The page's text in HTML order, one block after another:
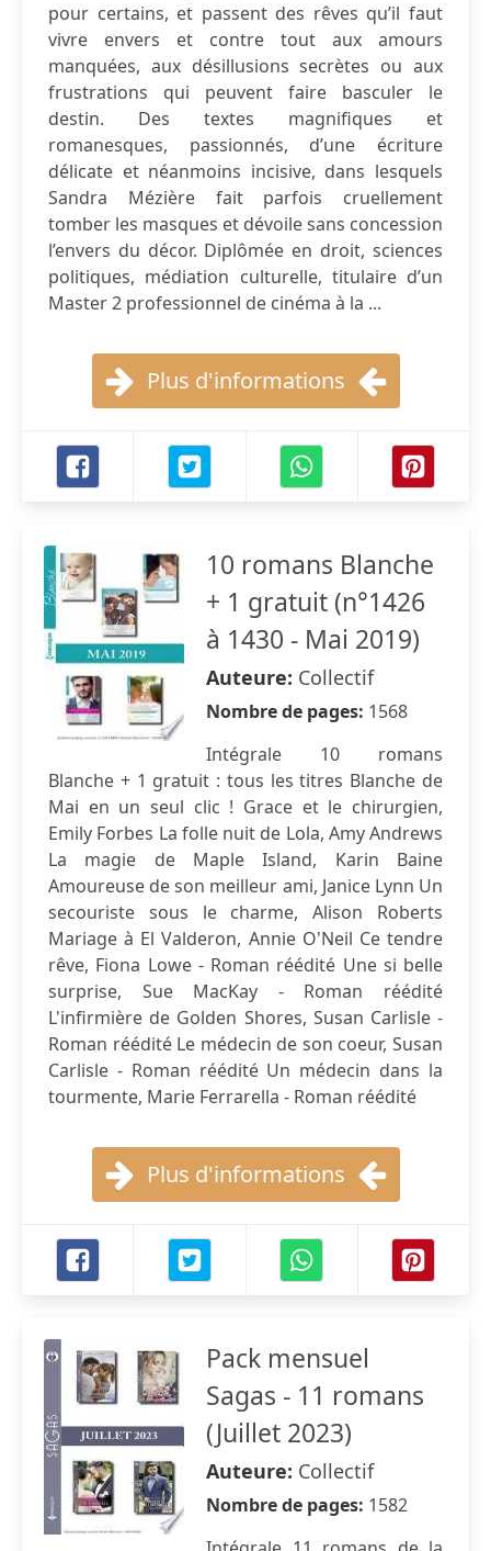
pour certains, et passent des rêves qu’il faut
vivre envers et contre tout aux amours
manquées, aux désillusions secrètes ou aux
frustrations qui peuvent faire basculer le
destin. Des textes magnifiques et
romanesques, passionnés, d’une écriture
délicate et néanmoins incisive, dans lesquels
Sandra Mézière fait parfois cruellement
tomber les masques et dévoile sans concession
l’envers du décor. Diplômée en droit, sciences
politiques, médiation culturelle, titulaire d’un
Master 2 professionnel de cinéma à la ...
Plus d'informations
10 romans Blanche
+ 1 gratuit (n°1426
à 1430 - Mai 2019)
Auteure: Collectif
Nombre de pages: 1568
Intégrale 10 romans
Blanche + 1 gratuit : tous les titres Blanche de
Mai en un seul clic ! Grace et le chirurgien,
Emily Forbes La folle nuit de Lola, Amy Andrews
La magie de Maple Island, Karin Baine
Amoureuse de son meilleur ami, Janice Lynn Un
secouriste sous le charme, Alison Roberts
Mariage à El Valderon, Annie O'Neil Ce tendre
rêve, Fiona Lowe - Roman réédité Une si belle
surprise, Sue MacKay - Roman réédité
L'infirmière de Golden Shores, Susan Carlisle -
Roman réédité Le médecin de son coeur, Susan
Carlisle - Roman réédité Un médecin dans la
tourmente, Marie Ferrarella - Roman réédité
Plus d'informations
Pack mensuel
Sagas - 11 romans
(Juillet 2023)
Auteure: Collectif
Nombre de pages: 1582